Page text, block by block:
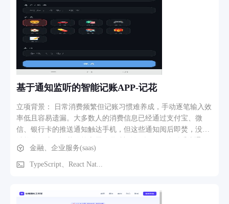
基于通知监听的智能记账APP-记花
立项背景： 日常消费频繁但记账习惯难养成，手动逐笔输入效
率低且容易遗漏。大多数人的消费信息已经通过支付宝、微
信、银行卡的推送通知触达手机，但这些通知阅后即焚，没有
知，自动识别收付款信息并提取金额、商户、分类，用户只需
确认即可完成记账，将记账操作从 30 秒缩短到 3 秒。 核心功
支付推送，利用正则模板引擎（6 类模板、20+ 条规则覆盖支
金融、企业服务(saas)
TypeScript、React Nat...